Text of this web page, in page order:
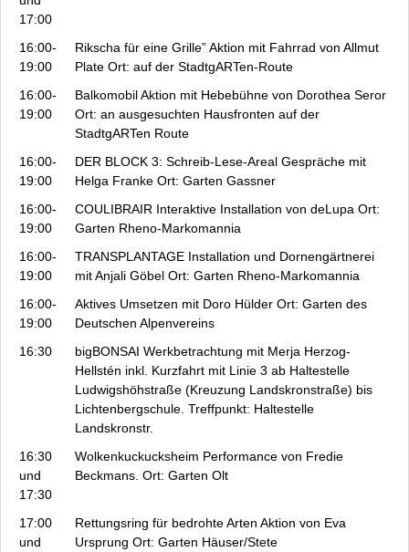
17:00
16:00-
19:00
Rikscha für eine Grille”Aktion mit Fahrrad von Allmut
Plate Ort: auf der StadtgARTen-Route
16:00-
19:00
BalkomobilAktion mit Hebebühne von Dorothea Seror
Ort: an ausgesuchten Hausfronten auf der
StadtgARTen Route
16:00-
19:00
DER BLOCK 3: Schreib-Lese-Areal Gespräche mit
Helga Franke Ort: Garten Gassner
16:00-
19:00
COULIBRAIR Interaktive Installation von deLupa Ort:
Garten Rheno-Markomannia
16:00-
19:00
TRANSPLANTAGE Installation und Dornengärtnerei
mit Anjali Göbel Ort: Garten Rheno-Markomannia
16:00-
19:00
Aktives Umsetzen mit Doro Hülder Ort: Garten des
Deutschen Alpenvereins
16:30
bigBONSAI Werkbetrachtung mit Merja Herzog-
Hellstén inkl. Kurzfahrt mit Linie 3 ab Haltestelle
Ludwigshöhstraße (Kreuzung Landskronstraße) bis
Lichtenbergschule. Treffpunkt: Haltestelle
Landskronstr.
16:30
und
17:30
Wolkenkuckucksheim Performance von Fredie
Beckmans. Ort: Garten Olt
17:00
und
Rettungsring für bedrohte Arten Aktion von Eva
Ursprung Ort: Garten Häuser/Stete